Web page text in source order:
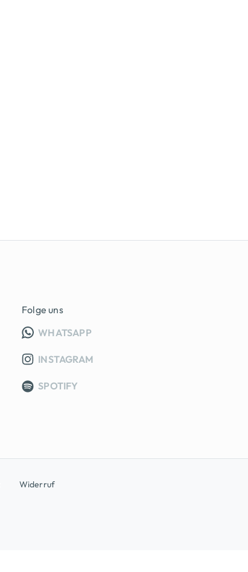
Folge uns
WHATSAPPINFO GRUPPE (OEFFNET IN
INSTAGRAM
SPOTIFY
Widerruf